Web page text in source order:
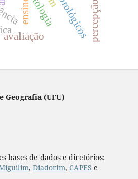
ensino
avaliação percepção
Geografia (UFU)
bases de dados e diretórios:
, Diadorim, CAPES e